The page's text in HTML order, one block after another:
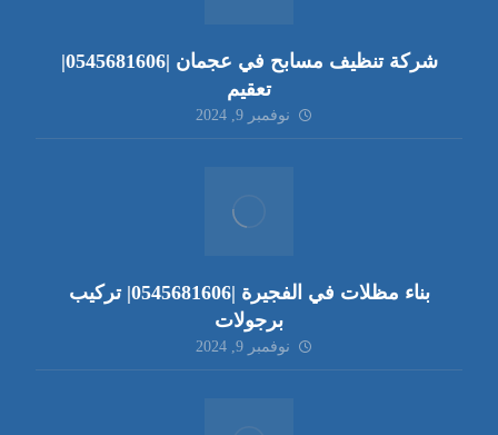
شركة تنظيف مسابح في عجمان |0545681606|
تعقيم
نوفمبر 9, 2024
بناء مظلات في الفجيرة |0545681606| تركيب
برجولات
نوفمبر 9, 2024